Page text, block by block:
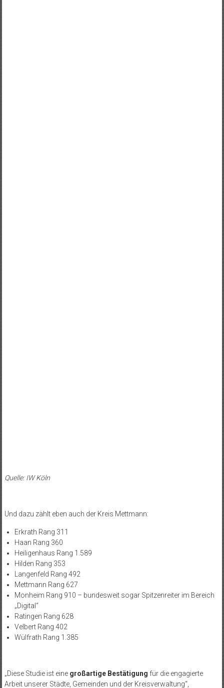
Quelle: IW Köln
Und dazu zählt eben auch der Kreis Mettmann:
Erkrath Rang 311
Haan Rang 360
Heiligenhaus Rang 1.589
Hilden Rang 353
Langenfeld Rang 492
Mettmann Rang 627
Monheim Rang 910 – bundesweit sogar Spitzenreiter im Bereich
„Digital“
Ratingen Rang 628
Velbert Rang 402
Wülfrath Rang 1.385
„Diese Studie ist eine großartige Bestätigung für die engagierte
Arbeit unserer Städte, Gemeinden und der Kreisverwaltung“,